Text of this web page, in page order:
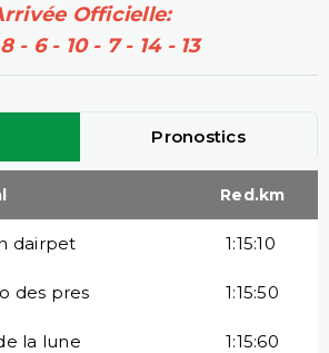
Officielle:
- 6 - 10 - 7 - 14 - 13
Pronostics
Red.km
dairpet 1:15:10
des pres 1:15:50
la lune 1:15:60